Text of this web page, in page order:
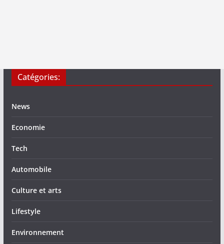
Catégories:
News
Economie
Tech
Automobile
Culture et arts
Lifestyle
Environnement